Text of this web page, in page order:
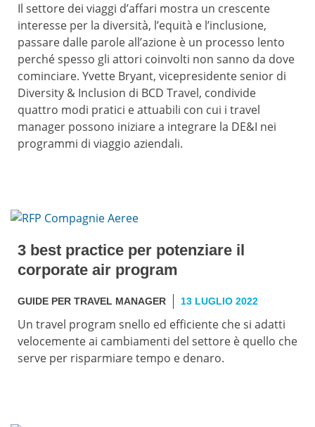
Il settore dei viaggi d’affari mostra un crescente
interesse per la diversità, l’equità e l’inclusione,
passare dalle parole all’azione è un processo lento
perché spesso gli attori coinvolti non sanno da dove
cominciare. Yvette Bryant, vicepresidente senior di
Diversity & Inclusion di BCD Travel, condivide
quattro modi pratici e attuabili con cui i travel
manager possono iniziare a integrare la DE&I nei
programmi di viaggio aziendali.
3 best practice per potenziare il
corporate air program
GUIDE PER TRAVEL MANAGER 13 LUGLIO 2022
Un travel program snello ed efficiente che si adatti
velocemente ai cambiamenti del settore è quello che
serve per risparmiare tempo e denaro.